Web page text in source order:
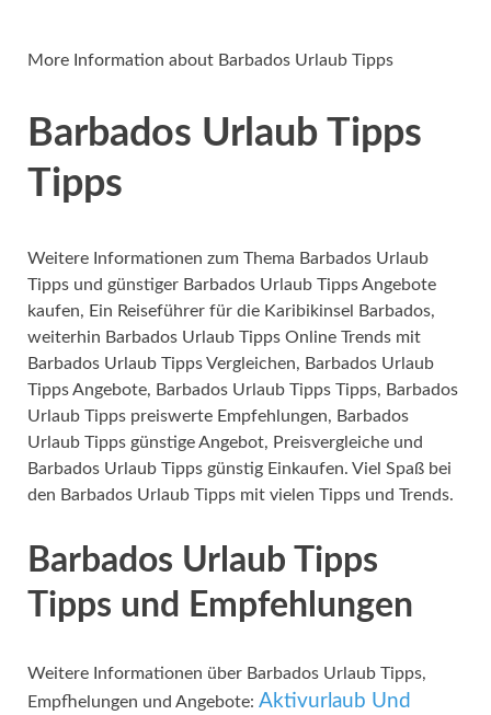
More Information about Barbados Urlaub Tipps
Barbados Urlaub Tipps
Tipps
Weitere Informationen zum Thema Barbados Urlaub
Tipps und günstiger Barbados Urlaub Tipps Angebote
kaufen, Ein Reiseführer für die Karibikinsel Barbados,
weiterhin Barbados Urlaub Tipps Online Trends mit
Barbados Urlaub Tipps Vergleichen, Barbados Urlaub
Tipps Angebote, Barbados Urlaub Tipps Tipps, Barbados
Urlaub Tipps preiswerte Empfehlungen, Barbados
Urlaub Tipps günstige Angebot, Preisvergleiche und
Barbados Urlaub Tipps günstig Einkaufen. Viel Spaß bei
den Barbados Urlaub Tipps mit vielen Tipps und Trends.
Barbados Urlaub Tipps
Tipps und Empfehlungen
Weitere Informationen über Barbados Urlaub Tipps,
Empfhelungen und Angebote: Aktivurlaub Und